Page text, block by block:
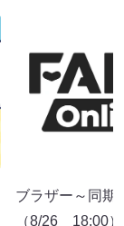
ブラザー～同期
（8/26 18:00）